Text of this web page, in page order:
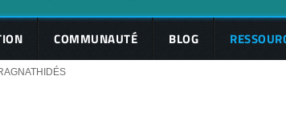
COMMUNAUTÉ BLOG